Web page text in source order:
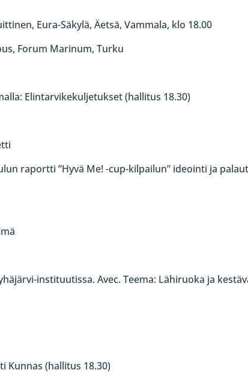
Eura-Säkylä, Äetsä, Vammala, klo 18.00
Forum Marinum, Turku
Elintarvikekuljetukset (hallitus 18.30)
raportti ”Hyvä Me! -cup-kilpailun” ideointi ja
instituutissa. Avec. Teema: Lähiruoka ja
Kunnas (hallitus 18.30)